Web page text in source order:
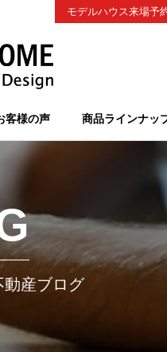
客様の声 商品ラインナッ
モデルハウス来場予
動産ブログ